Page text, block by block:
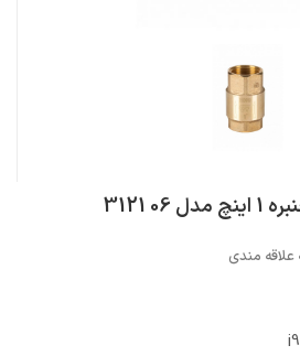
3121
علاقه مندی